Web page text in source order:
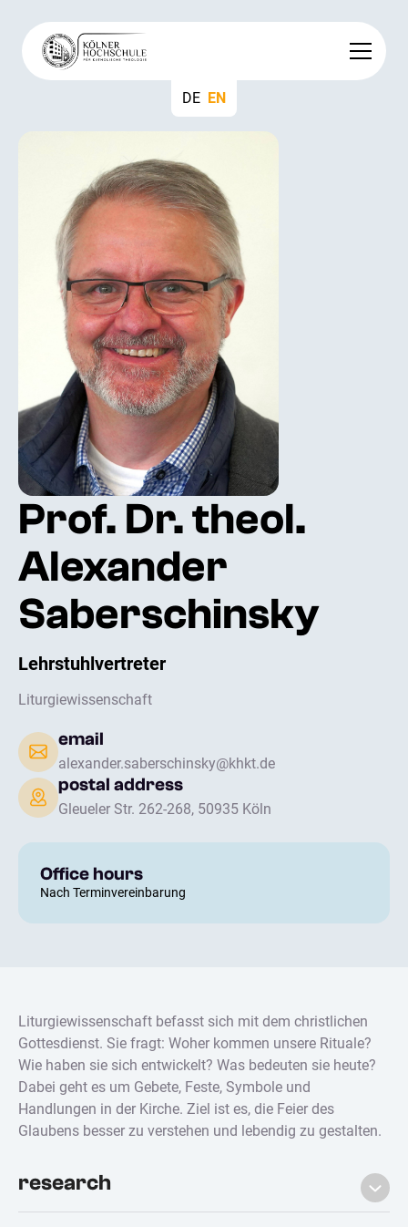
DE EN
Prof. Dr. theol.
Alexander
Saberschinsky
Lehrstuhlvertreter
Liturgiewissenschaft
email
alexander.saberschinsky@khkt.de
postal address
Gleueler Str. 262-268, 50935 Köln
Office hours
Nach Terminvereinbarung
Liturgiewissenschaft befasst sich mit dem christlichen
Gottesdienst. Sie fragt: Woher kommen unsere Rituale?
Wie haben sie sich entwickelt? Was bedeuten sie heute?
Dabei geht es um Gebete, Feste, Symbole und
Handlungen in der Kirche. Ziel ist es, die Feier des
Glaubens besser zu verstehen und lebendig zu gestalten.
research